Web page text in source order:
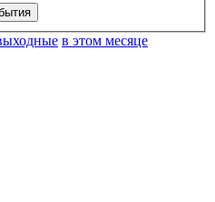
в этом месяце